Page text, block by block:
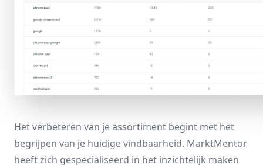
Het verbeteren van je assortiment begint met het
begrijpen van je huidige vindbaarheid. MarktMentor
heeft zich gespecialiseerd in het inzichtelijk maken